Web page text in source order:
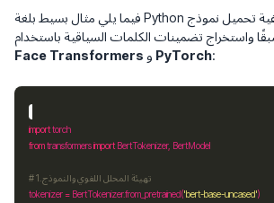
فيما يلي مثال بسيط بلغة Python يوضح كيفية تحميل نموذج BERT
Face Transformers
PyTorch:
import
from transformers import
# 1. تهيئة المحلل اللغوي والنموذج
tokenizer = BertTokenizer.from_pretrained('bert-base-uncased'